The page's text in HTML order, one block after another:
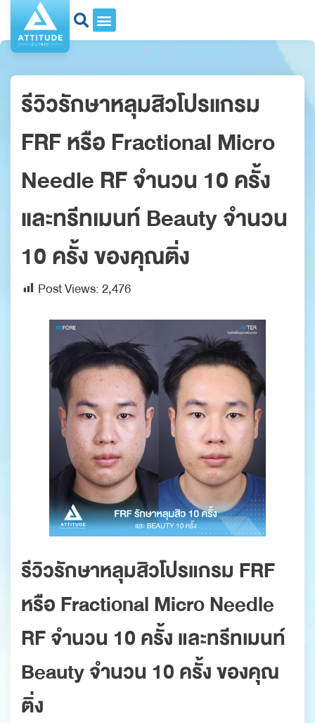
รีวิวรักษาหลุมสิวโปรแกรม
FRF หรือ Fractional Micro
Needle RF จำนวน 10 ครั้ง
และทรีทเมนท์ Beauty จำนวน
10 ครั้ง ของคุณติ่ง
Post Views:2,476
รีวิวรักษาหลุมสิวโปรแกรม FRF
หรือ Fractional Micro Needle
RF จำนวน 10 ครั้ง และทรีทเมนท์
Beauty จำนวน 10 ครั้ง ของคุณ
ติ่ง